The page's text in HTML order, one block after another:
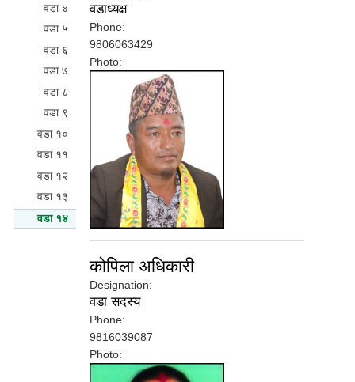
वडा ४
वडा ५
वडा ६
वडा ७
वडा ८
वडा ९
वडा १०
वडा ११
वडा १२
वडा १३
वडा १४ (active tab)
वडाध्यक्ष
Phone:
9806063429
Photo:
कोपिला अधिकारी
Designation:
वडा सदस्य
Phone:
9816039087
Photo: